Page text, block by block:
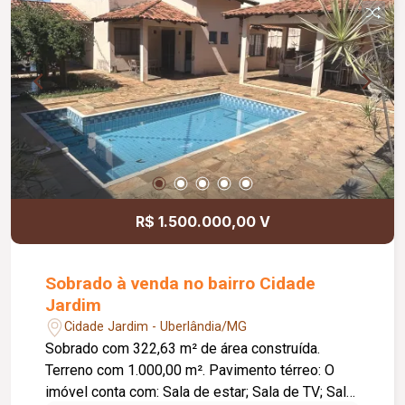
R$ 1.500.000,00 V
Sobrado à venda no bairro Cidade
Jardim
Cidade Jardim - Uberlândia/MG
Sobrado com 322,63 m² de área construída.
Terreno com 1.000,00 m². Pavimento térreo: O
imóvel conta com: Sala de estar; Sala de TV; Sala